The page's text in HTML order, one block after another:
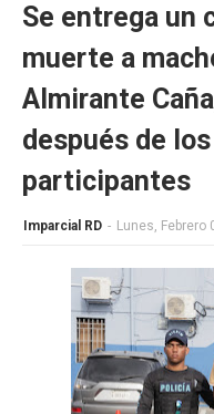
Se entrega un
muerte a
Almirante
después de
participantes
Imparcial RD - Lunes, Febrero